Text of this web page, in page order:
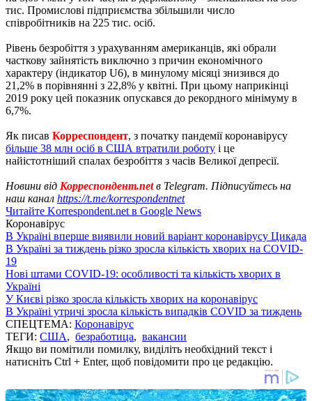
тис. Промислові підприємства збільшили число
співробітників на 225 тис. осіб.
Рівень безробіття з урахуванням американців, які обрали
часткову зайнятість виключно з причин економічного
характеру (індикатор U6), в минулому місяці знизився до
21,2% в порівнянні з 22,8% у квітні. При цьому наприкінці
2019 року цей показник опускався до рекордного мінімуму в
6,7%.
Як писав Корреспондент, з початку пандемії коронавірусу
більше 38 млн осіб в США втратили роботу і це
найістотніший спалах безробіття з часів Великої депресії.
Новини від Корреспондент.netв Telegram. Підписуйтесь на
наш канал https://t.me/korrespondentnet
Читайте Korrespondent.net в Google News
Коронавірус
В Україні вперше виявили новий варіант коронавірусу Цикада
В Україні за тиждень різко зросла кількість хворих на COVID-
19
Нові штами COVID-19: особливості та кількість хворих в
Україні
У Києві різко зросла кількість хворих на коронавірус
В Україні утричі зросла кількість випадків COVID за тиждень
СПЕЦТЕМА: Коронавірус
ТЕГИ: США, безработица, вакансии
Якщо ви помітили помилку, виділіть необхідний текст і
натисніть Ctrl + Enter, щоб повідомити про це редакцію.